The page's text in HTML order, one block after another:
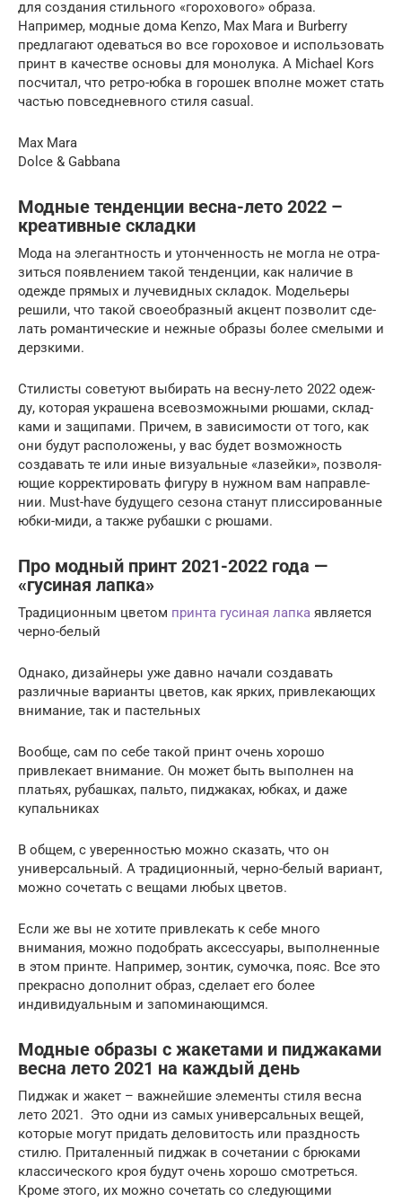
для создания стильного «горохового» образа.
Например, модные дома Kenzo, Max Mara и Burberry
предлагают одеваться во все гороховое и использовать
принт в качестве основы для монолука. А Michael Kors
посчитал, что ретро-юбка в горошек вполне может стать
частью повседневного стиля casual.
Max Mara
Dolce & Gabbana
Модные тенденции весна-лето 2022 –
креативные складки
Мода на эле­гант­ность и утон­чен­ность не мог­ла не отра­
зить­ся появ­ле­ни­ем такой тен­ден­ции, как нали­чие в
одеж­де пря­мых и луче­вид­ных скла­док. Моде­лье­ры
реши­ли, что такой свое­об­раз­ный акцент поз­во­лит сде­
лать роман­ти­че­ские и неж­ные обра­зы более сме­лы­ми и
дерзкими.
Сти­ли­сты сове­ту­ют выби­рать на вес­ну-лето 2022 одеж­
ду, кото­рая укра­ше­на все­воз­мож­ны­ми рюша­ми, склад­
ка­ми и защи­па­ми. При­чем, в зави­си­мо­сти от того, как
они будут рас­по­ло­же­ны, у вас будет воз­мож­ность
созда­вать те или иные визу­аль­ные «лазей­ки», поз­во­ля­
ю­щие кор­рек­ти­ро­вать фигу­ру в нуж­ном вам направ­ле­
нии. Must-have буду­ще­го сезо­на ста­нут плис­си­ро­ван­ные
юбки-миди, а так­же рубаш­ки с рюшами.
Про модный принт 2021-2022 года —
«гусиная лапка»
Традиционным цветом принта гусиная лапка является
черно-белый
Однако, дизайнеры уже давно начали создавать
различные варианты цветов, как ярких, привлекающих
внимание, так и пастельных
Вообще, сам по себе такой принт очень хорошо
привлекает внимание. Он может быть выполнен на
платьях, рубашках, пальто, пиджаках, юбках, и даже
купальниках
В общем, с уверенностью можно сказать, что он
универсальный. А традиционный, черно-белый вариант,
можно сочетать с вещами любых цветов.
Если же вы не хотите привлекать к себе много
внимания, можно подобрать аксессуары, выполненные
в этом принте. Например, зонтик, сумочка, пояс. Все это
прекрасно дополнит образ, сделает его более
индивидуальным и запоминающимся.
Модные образы с жакетами и пиджаками
весна лето 2021 на каждый день
Пиджак и жакет – важнейшие элементы стиля весна
лето 2021. Это одни из самых универсальных вещей,
которые могут придать деловитость или праздность
стилю. Приталенный пиджак в сочетании с брюками
классического кроя будут очень хорошо смотреться.
Кроме этого, их можно сочетать со следующими